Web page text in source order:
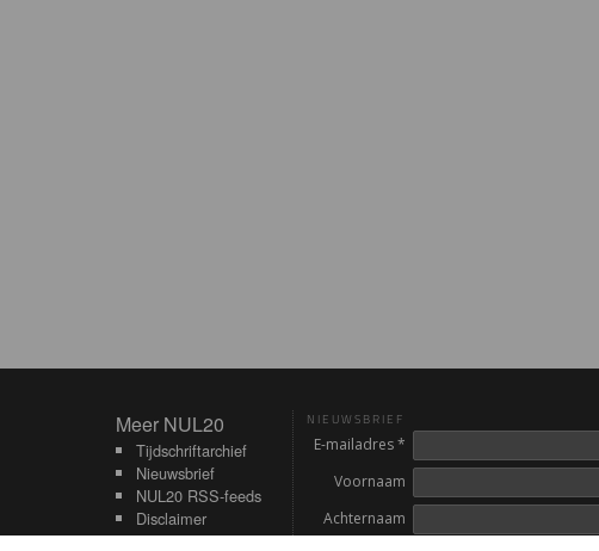
Meer NUL20
Meer NUL20
Tijdschriftarchief
Nieuwsbrief
NUL20 RSS-feeds
Disclaimer
Contact
NIEUWSBRIEF
E-mailadres *
Voornaam
Achternaam